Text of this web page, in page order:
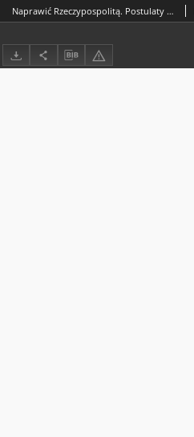
Naprawić Rzeczypospolitą. Postulaty szlacheckie z lat 1533-1570